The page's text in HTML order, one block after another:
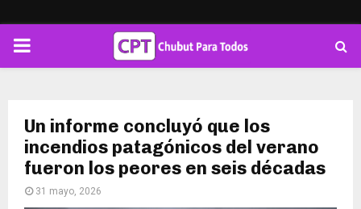
PRIMARY
Un informe concluyó que los
incendios patagónicos del verano
fueron los peores en seis décadas
31 mayo, 2026